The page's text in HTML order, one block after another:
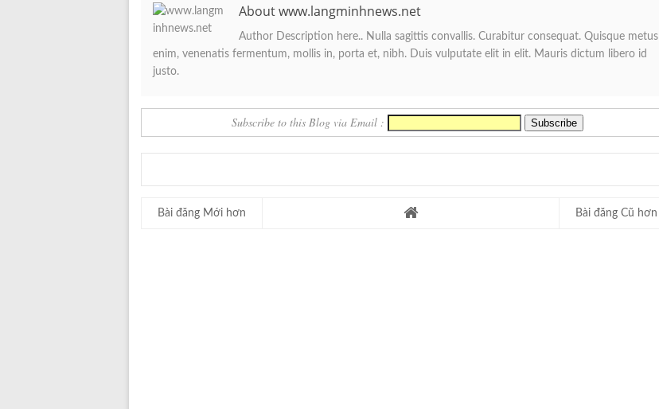
About www.langminhnews.net
Author Description here.. Nulla sagittis convallis. Curabitur consequat. Quisque metus
enim, venenatis fermentum, mollis in, porta et, nibh. Duis vulputate elit in elit. Mauris dictum libero id
justo.
Subscribe to this Blog via Email :
Bài đăng Mới hơn Bài đăng Cũ hơn